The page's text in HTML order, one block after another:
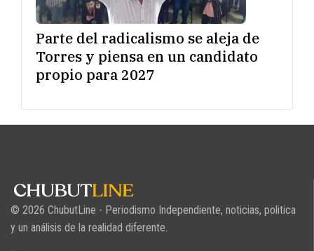
Parte del radicalismo se aleja de
Torres y piensa en un candidato
propio para 2027
© 2026 ChubutLine - Periodismo Independiente, noticias, politica
y un análisis de la realidad diferente.